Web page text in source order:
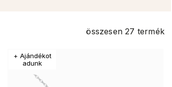
összesen27 termék
+ Ajándékot
adunk